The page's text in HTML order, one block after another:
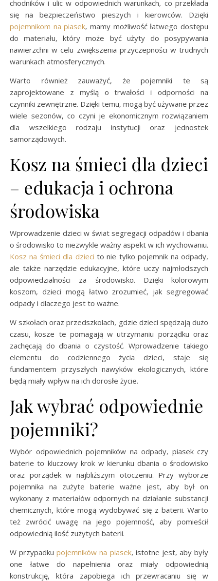
chodników i ulic w odpowiednich warunkach, co przekłada
się na bezpieczeństwo pieszych i kierowców. Dzięki
pojemnikom na piasek, mamy możliwość łatwego dostępu
do materiału, który może być użyty do posypywania
nawierzchni w celu zwiększenia przyczepności w trudnych
warunkach atmosferycznych.
Warto również zauważyć, że pojemniki te są
zaprojektowane z myślą o trwałości i odporności na
czynniki zewnętrzne. Dzięki temu, mogą być używane przez
wiele sezonów, co czyni je ekonomicznym rozwiązaniem
dla wszelkiego rodzaju instytucji oraz jednostek
samorządowych.
Kosz na śmieci dla dzieci
– edukacja i ochrona
środowiska
Wprowadzenie dzieci w świat segregacji odpadów i dbania
o środowisko to niezwykle ważny aspekt w ich wychowaniu.
Kosz na śmieci dla dzieci to nie tylko pojemnik na odpady,
ale także narzędzie edukacyjne, które uczy najmłodszych
odpowiedzialności za środowisko. Dzięki kolorowym
koszom, dzieci mogą łatwo zrozumieć, jak segregować
odpady i dlaczego jest to ważne.
W szkołach oraz przedszkolach, gdzie dzieci spędzają dużo
czasu, kosze te pomagają w utrzymaniu porządku oraz
zachęcają do dbania o czystość. Wprowadzenie takiego
elementu do codziennego życia dzieci, staje się
fundamentem przyszłych nawyków ekologicznych, które
będą miały wpływ na ich dorosłe życie.
Jak wybrać odpowiednie
pojemniki?
Wybór odpowiednich pojemników na odpady, piasek czy
baterie to kluczowy krok w kierunku dbania o środowisko
oraz porządek w najbliższym otoczeniu. Przy wyborze
pojemnika na zużyte baterie ważne jest, aby był on
wykonany z materiałów odpornych na działanie substancji
chemicznych, które mogą wydobywać się z baterii. Warto
też zwrócić uwagę na jego pojemność, aby pomieścił
odpowiednią ilość zużytych baterii.
W przypadkupojemników na piasek, istotne jest, aby były
one łatwe do napełnienia oraz miały odpowiednią
konstrukcję, która zapobiega ich przewracaniu się w